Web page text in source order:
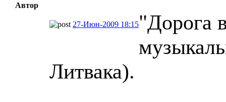
Автор
27-Июн-2009 18:15"Дорога
Литвака).